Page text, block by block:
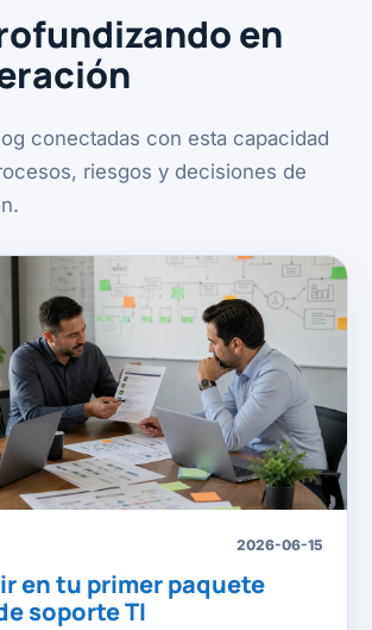
en
conectadas con esta capacidad
riesgos y decisiones de
2026-06-15
en tu primer paquete
soporte TI